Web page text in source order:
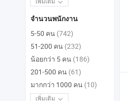
จำนวนพนักงาน
5-50 คน (742)
51-200 คน (232)
น้อยกว่า 5 คน (186)
201-500 คน (61)
มากกว่า 1000 คน (10)
เพิ่มเติม